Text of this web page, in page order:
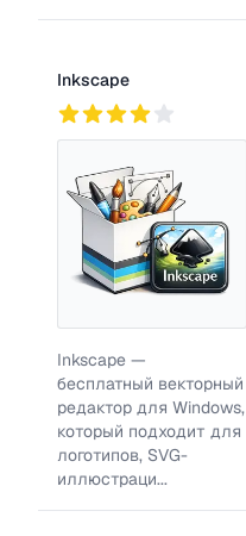
Inkscape
Inkscape —
бесплатный векторный
редактор для Windows,
который подходит для
логотипов, SVG-
иллюстраци...